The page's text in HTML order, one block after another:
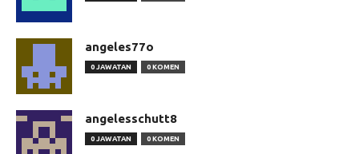
angeles77o
0 JAWATAN 0 KOMEN
angelesschutt8
0 JAWATAN 0 KOMEN